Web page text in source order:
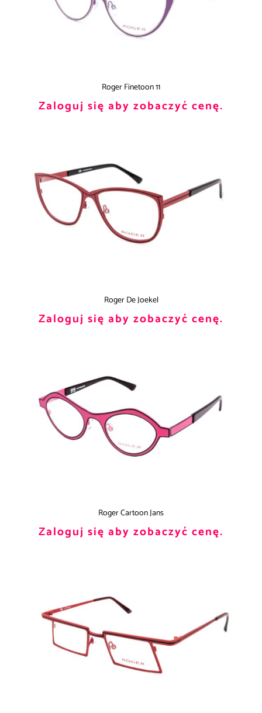
Roger Finetoon 11
Zaloguj się aby zobaczyć cenę.
Roger De Joekel
Zaloguj się aby zobaczyć cenę.
Roger Cartoon Jans
Zaloguj się aby zobaczyć cenę.